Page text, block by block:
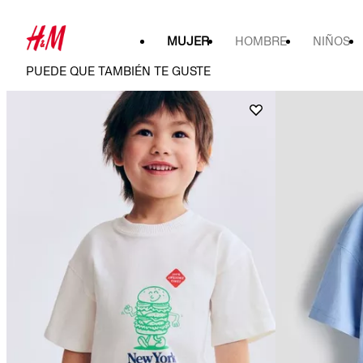
MUJER HOMBRE NIÑOS
PUEDE QUE TAMBIÉN TE GUSTE